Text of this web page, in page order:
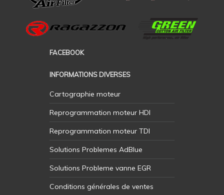
FACEBOOK
INFORMATIONS DIVERSES
Cartographie moteur
Reprogrammation moteur HDI
Reprogrammation moteur TDI
Solutions Problemes AdBlue
Solutions Probleme vanne EGR
Conditions générales de ventes